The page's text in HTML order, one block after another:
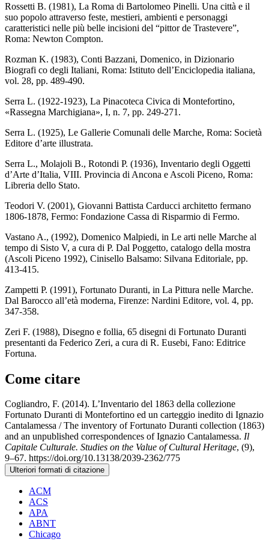
Rossetti B. (1981), La Roma di Bartolomeo Pinelli. Una città e il
suo popolo attraverso feste, mestieri, ambienti e personaggi
caratteristici nelle più belle incisioni del “pittor de Trastevere”,
Roma: Newton Compton.
Rozman K. (1983), Conti Bazzani, Domenico, in Dizionario
Biografi co degli Italiani, Roma: Istituto dell’Enciclopedia italiana,
vol. 28, pp. 489-490.
Serra L. (1922-1923), La Pinacoteca Civica di Montefortino,
«Rassegna Marchigiana», I, n. 7, pp. 249-271.
Serra L. (1925), Le Gallerie Comunali delle Marche, Roma: Società
Editore d’arte illustrata.
Serra L., Molajoli B., Rotondi P. (1936), Inventario degli Oggetti
d’Arte d’Italia, VIII. Provincia di Ancona e Ascoli Piceno, Roma:
Libreria dello Stato.
Teodori V. (2001), Giovanni Battista Carducci architetto fermano
1806-1878, Fermo: Fondazione Cassa di Risparmio di Fermo.
Vastano A., (1992), Domenico Malpiedi, in Le arti nelle Marche al
tempo di Sisto V, a cura di P. Dal Poggetto, catalogo della mostra
(Ascoli Piceno 1992), Cinisello Balsamo: Silvana Editoriale, pp.
413-415.
Zampetti P. (1991), Fortunato Duranti, in La Pittura nelle Marche.
Dal Barocco all’età moderna, Firenze: Nardini Editore, vol. 4, pp.
347-358.
Zeri F. (1988), Disegno e follia, 65 disegni di Fortunato Duranti
presentanti da Federico Zeri, a cura di R. Eusebi, Fano: Editrice
Fortuna.
Come citare
Cogliandro, F. (2014). L’Inventario del 1863 della collezione
Fortunato Duranti di Montefortino ed un carteggio inedito di Ignazio
Cantalamessa / The inventory of Fortunato Duranti collection (1863)
and an unpublished correspondences of Ignazio Cantalamessa. Il
Capitale Culturale. Studies on the Value of Cultural Heritage, (9),
9–67. https://doi.org/10.13138/2039-2362/775
Ulteriori formati di citazione
ACM
ACS
APA
ABNT
Chicago